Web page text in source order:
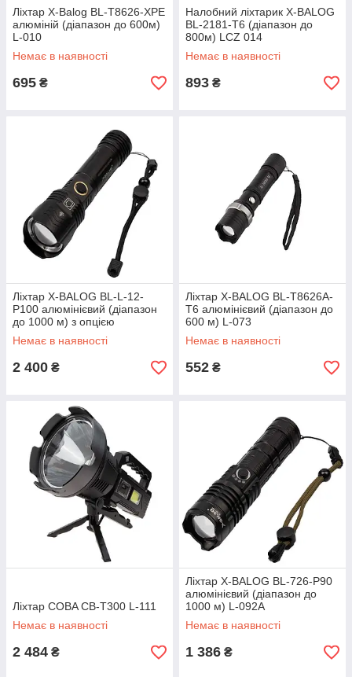
Ліхтар X-Balog BL-T8626-XPE
алюміній (діапазон до 600м)
L-010
Немає в наявності
695 ₴
Налобний ліхтарик X-BALOG
BL-2181-T6 (діапазон до
800м) LCZ 014
Немає в наявності
893 ₴
Ліхтар X-BALOG BL-L-12-
P100 алюмінієвий (діапазон
до 1000 м) з опцією
PowerBank L-095
Немає в наявності
2 400 ₴
Ліхтар X-BALOG BL-T8626A-
T6 алюмінієвий (діапазон до
600 м) L-073
Немає в наявності
552 ₴
Ліхтар COBA CB-T300 L-111
Немає в наявності
2 484 ₴
Ліхтар X-BALOG BL-726-P90
алюмінієвий (діапазон до
1000 м) L-092A
Немає в наявності
1 386 ₴